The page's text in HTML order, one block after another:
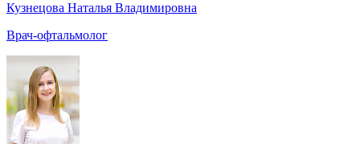
Кузнецова Наталья Владимировна
Врач-офтальмолог